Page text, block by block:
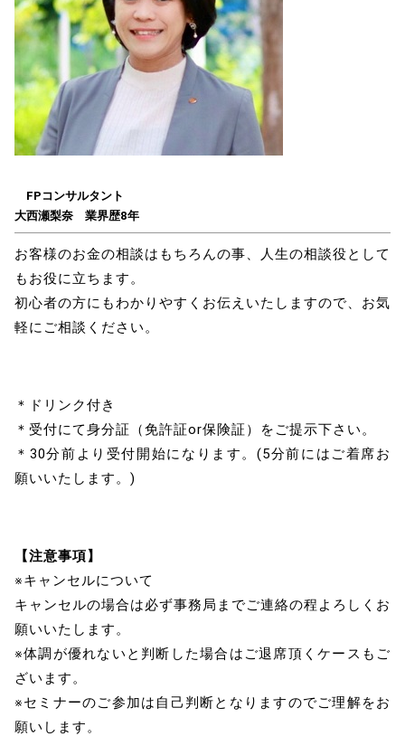
FPコンサルタント
大西瀬梨奈 業界歴8年
お客様のお金の相談はもちろんの事、人生の相談役として
もお役に立ちます。
初心者の方にもわかりやすくお伝えいたしますので、お気
軽にご相談ください。
＊ドリンク付き
＊受付にて身分証（免許証or保険証）をご提示下さい。
＊30分前より受付開始になります。(5分前にはご着席お
願いいたします。)
【注意事項】
※キャンセルについて
キャンセルの場合は必ず事務局までご連絡の程よろしくお
願いいたします。
※体調が優れないと判断した場合はご退席頂くケースもご
ざいます。
※セミナーのご参加は自己判断となりますのでご理解をお
願いします。